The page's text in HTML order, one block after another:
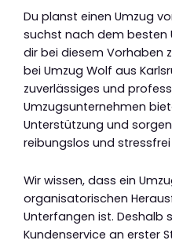
Du planst einen Umzug
suchst nach dem besten
dir bei diesem Vorhaben
bei Umzug Wolf aus
zuverlässiges und
Umzugsunternehmen
Unterstützung und
reibungslos und
Wir wissen, dass ein
organisatorischen
Unterfangen ist. Deshalb
Kundenservice an erster